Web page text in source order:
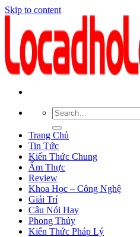
Skip to content
Trang Chủ
Tin Tức
Kiến Thức Chung
Ẩm Thực
Review
Khoa Học – Công Nghệ
Giải Trí
Câu Nói Hay
Phong Thủy
Kiến Thức Pháp Lý